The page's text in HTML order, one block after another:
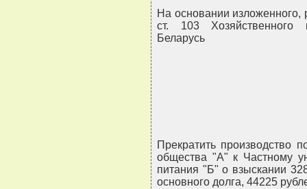
На основании изложенного,
ст. 103 Хозяйственного
Беларусь
Прекратить производство
общества "А" к Частному
питания "Б" о взыскании
основного долга, 44225